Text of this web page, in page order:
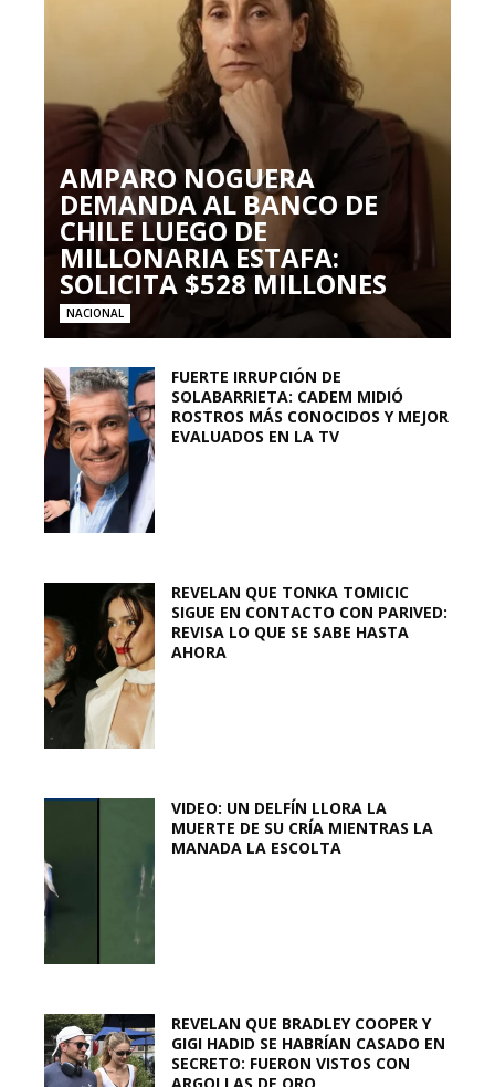
AMPARO NOGUERA
DEMANDA AL BANCO DE
CHILE LUEGO DE
MILLONARIA ESTAFA:
SOLICITA $528 MILLONES
NACIONAL
FUERTE IRRUPCIÓN DE
SOLABARRIETA: CADEM MIDIÓ
ROSTROS MÁS CONOCIDOS Y MEJOR
EVALUADOS EN LA TV
REVELAN QUE TONKA TOMICIC
SIGUE EN CONTACTO CON PARIVED:
REVISA LO QUE SE SABE HASTA
AHORA
VIDEO: UN DELFÍN LLORA LA
MUERTE DE SU CRÍA MIENTRAS LA
MANADA LA ESCOLTA
REVELAN QUE BRADLEY COOPER Y
GIGI HADID SE HABRÍAN CASADO EN
SECRETO: FUERON VISTOS CON